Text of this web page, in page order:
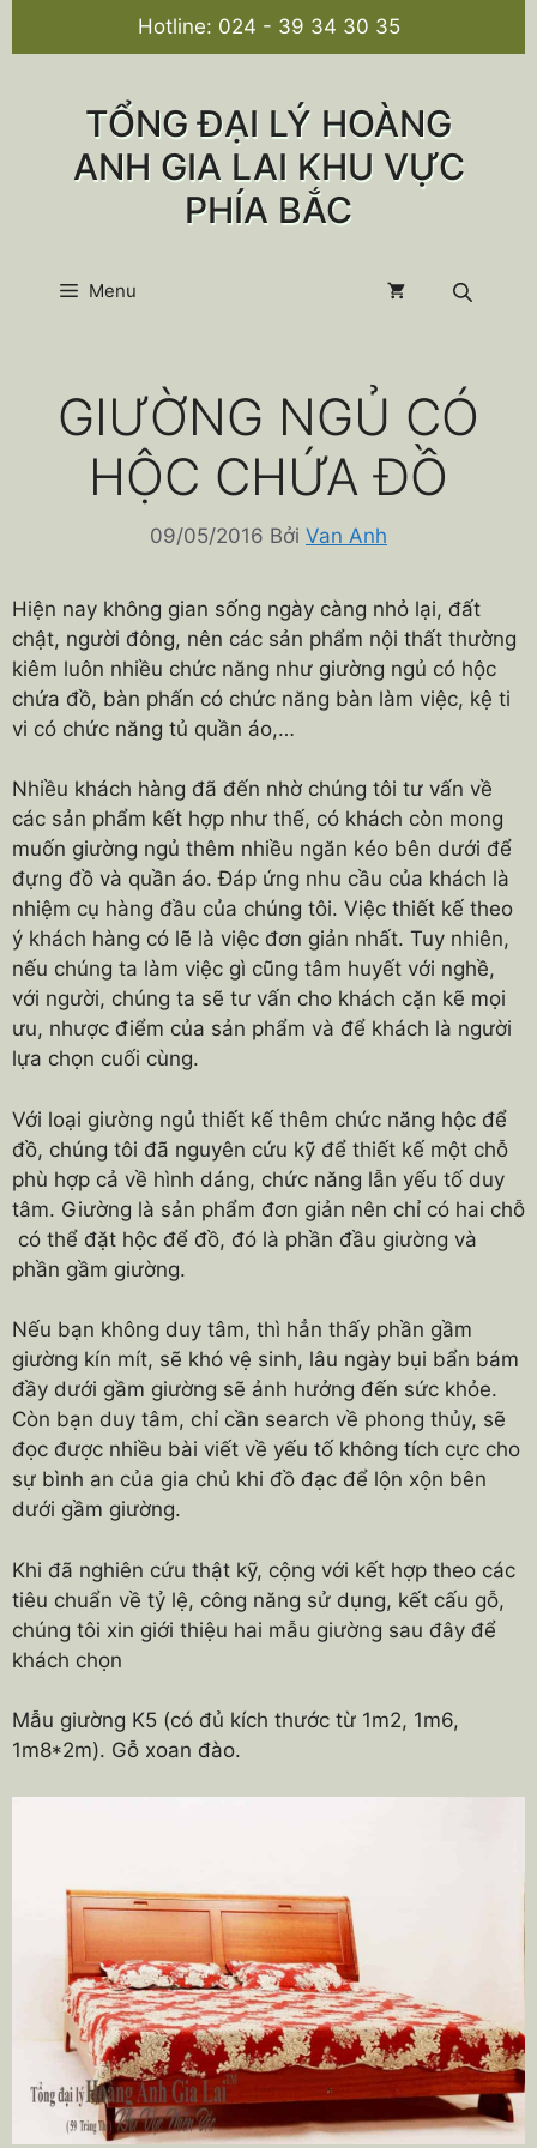
Hotline: 024 - 39 34 30 35
TỔNG ĐẠI LÝ HOÀNG
ANH GIA LAI KHU VỰC
PHÍA BẮC
Menu
GIƯỜNG NGỦ CÓ
HỘC CHỨA ĐỒ
09/05/2016 Bởi Van Anh
Hiện nay không gian sống ngày càng nhỏ lại, đất
chật, người đông, nên các sản phẩm nội thất thường
kiêm luôn nhiều chức năng như giường ngủ có hộc
chứa đồ, bàn phấn có chức năng bàn làm việc, kệ ti
vi có chức năng tủ quần áo,…
Nhiều khách hàng đã đến nhờ chúng tôi tư vấn về
các sản phẩm kết hợp như thế, có khách còn mong
muốn giường ngủ thêm nhiều ngăn kéo bên dưới để
đựng đồ và quần áo. Đáp ứng nhu cầu của khách là
nhiệm cụ hàng đầu của chúng tôi. Việc thiết kế theo
ý khách hàng có lẽ là việc đơn giản nhất. Tuy nhiên,
nếu chúng ta làm việc gì cũng tâm huyết với nghề,
với người, chúng ta sẽ tư vấn cho khách cặn kẽ mọi
ưu, nhược điểm của sản phẩm và để khách là người
lựa chọn cuối cùng.
Với loại giường ngủ thiết kế thêm chức năng hộc để
đồ, chúng tôi đã nguyên cứu kỹ để thiết kế một chỗ
phù hợp cả về hình dáng, chức năng lẫn yếu tố duy
tâm. Giường là sản phẩm đơn giản nên chỉ có hai chỗ
có thể đặt hộc để đồ, đó là phần đầu giường và
phần gầm giường.
Nếu bạn không duy tâm, thì hẳn thấy phần gầm
giường kín mít, sẽ khó vệ sinh, lâu ngày bụi bẩn bám
đầy dưới gầm giường sẽ ảnh hưởng đến sức khỏe.
Còn bạn duy tâm, chỉ cần search về phong thủy, sẽ
đọc được nhiều bài viết về yếu tố không tích cực cho
sự bình an của gia chủ khi đồ đạc để lộn xộn bên
dưới gầm giường.
Khi đã nghiên cứu thật kỹ, cộng với kết hợp theo các
tiêu chuẩn về tỷ lệ, công năng sử dụng, kết cấu gỗ,
chúng tôi xin giới thiệu hai mẫu giường sau đây để
khách chọn
Mẫu giường K5 (có đủ kích thước từ 1m2, 1m6,
1m8*2m). Gỗ xoan đào.